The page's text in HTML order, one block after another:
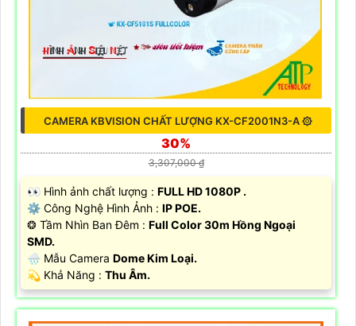
CAMERA KBVISION CHẤT LƯỢNG KX-CF2001N3-A ۞
30%
3,307,000 ₫
️👀 Hình ảnh chất lượng : FULL HD 1080P .
⚙ Công Nghệ Hình Ảnh : IP POE.
❂ Tầm Nhìn Ban Đêm : Full Color 30m Hồng Ngoại
SMD.
🌧️ Mẫu Camera Dome Kim Loại.
️💫 Khả Năng : Thu Âm.